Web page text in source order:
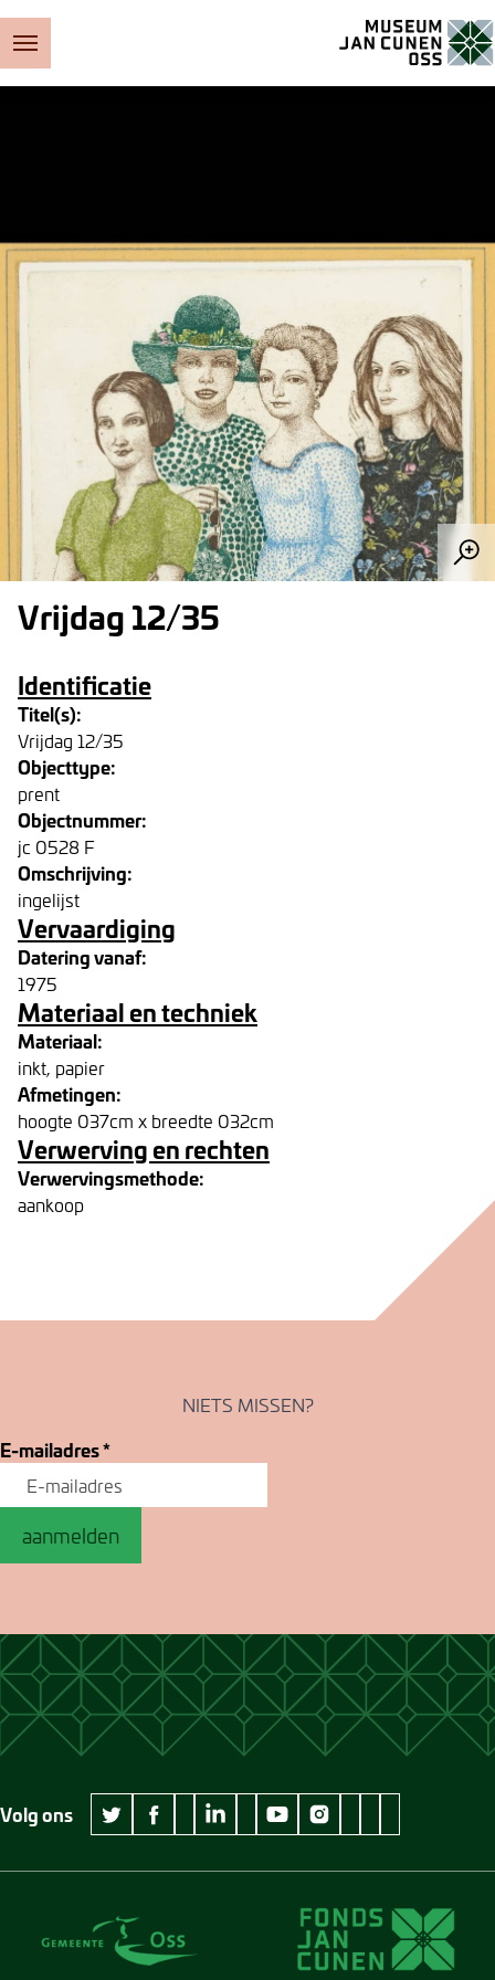
Vrijdag 12/35
Identificatie
Titel(s):
Vrijdag 12/35
Objecttype:
prent
Objectnummer:
jc 0528 F
Omschrijving:
ingelijst
Vervaardiging
Datering vanaf:
1975
Materiaal en techniek
Materiaal:
inkt, papier
Afmetingen:
hoogte 037cm x breedte 032cm
Verwerving en rechten
Verwervingsmethode:
aankoop
NIETS MISSEN?
E-mailadres*
aanmelden
Volg ons
twitter Museum Jan Cunen
facebook Museum Jan Cunen
wikipedia Museum Jan Cunen
linkedin Museum Jan Cunen
googleplus Museum Jan Cunen
youtube Museum Jan Cunen
instagram Museum